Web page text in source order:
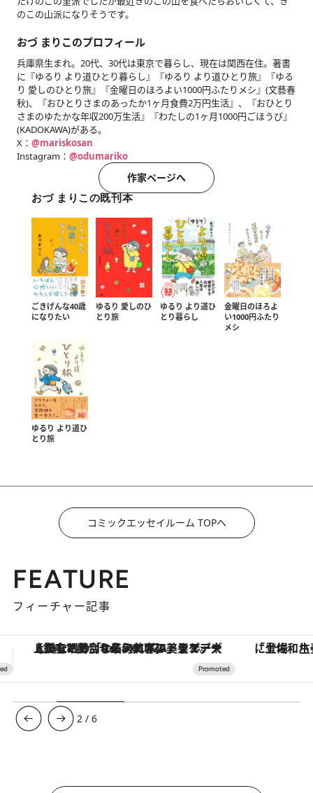
のこの山派になりそうです。
おづ まりこのプロフィール
兵庫県生まれ。20代、30代は東京で暮らし、現在は関西在住。著書
に『ゆるり より道ひとり暮らし』『ゆるり より道ひとり旅』『ゆる
り 愛しのひとり旅』『金曜日のほろよい1000円ふたりメシ』(文藝春
秋)、『おひとりさまのあったか1ヶ月食費2万円生活』、『おひとり
さまのゆたかな年収200万生活』『わたしの1ヶ月1000円ごほうび』
(KADOKAWA)がある。
X： @mariskosan
Instagram： @odumariko
作家ページへ
おづ まりこの既刊本
ごきげんな40歳
になりたい
ゆるり 愛しのひ
とり旅
ゆるり より道ひ
とり暮らし
金曜日のほろよ
い1000円ふたり
メシ
ゆるり より道ひ
とり旅
コミックエッセイルーム TOPへ
FEATURE
フィーチャー記事
「土佐和ハーブかき氷」がOMO7高知に登場！生姜、山椒、大葉など目にも舌にも涼を呼ぶ郷土の味
3 /6